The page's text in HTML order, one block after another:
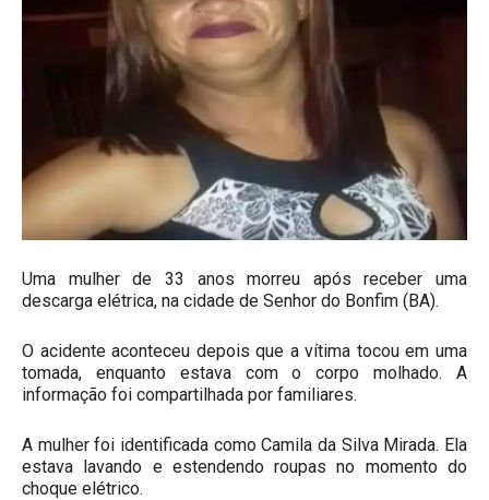
Uma mulher de 33 anos morreu após receber uma
descarga elétrica, na cidade de Senhor do Bonfim (BA).
O acidente aconteceu depois que a vítima tocou em uma
tomada, enquanto estava com o corpo molhado. A
informação foi compartilhada por familiares.
A mulher foi identificada como Camila da Silva Mirada. Ela
estava lavando e estendendo roupas no momento do
choque elétrico.